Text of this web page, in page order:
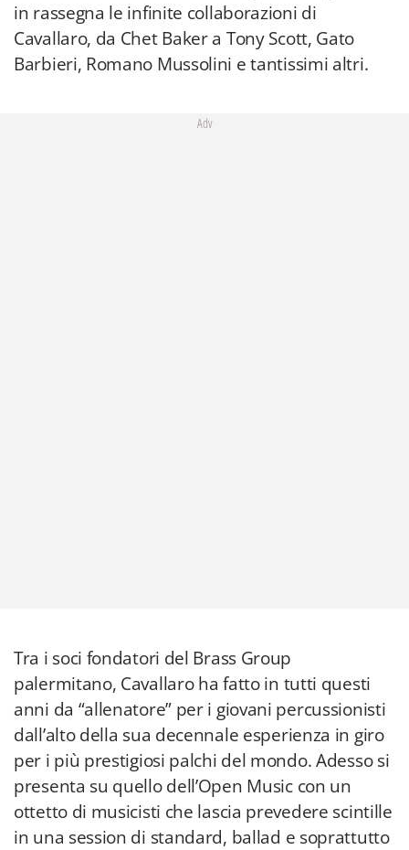
in rassegna le infinite collaborazioni di
Cavallaro, da Chet Baker a Tony Scott, Gato
Barbieri, Romano Mussolini e tantissimi altri.
Adv
Tra i soci fondatori del Brass Group
palermitano, Cavallaro ha fatto in tutti questi
anni da “allenatore” per i giovani percussionisti
dall’alto della sua decennale esperienza in giro
per i più prestigiosi palchi del mondo. Adesso si
presenta su quello dell’Open Music con un
ottetto di musicisti che lascia prevedere scintille
in una session di standard, ballad e soprattutto